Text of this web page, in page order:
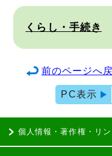
くらし・手続き
前のページへ
PC表示
個人情報・著作権・リ